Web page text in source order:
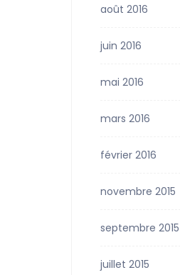
août 2016
juin 2016
mai 2016
mars 2016
février 2016
novembre 2015
septembre 2015
juillet 2015